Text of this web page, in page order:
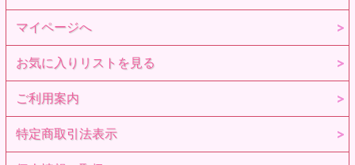
マイページへ
お気に入りリストを見る
ご利用案内
特定商取引法表示